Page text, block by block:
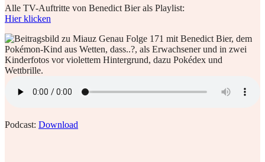
Alle TV-Auftritte von Benedict Bier als Playlist:
Hier klicken
Podcast: Download